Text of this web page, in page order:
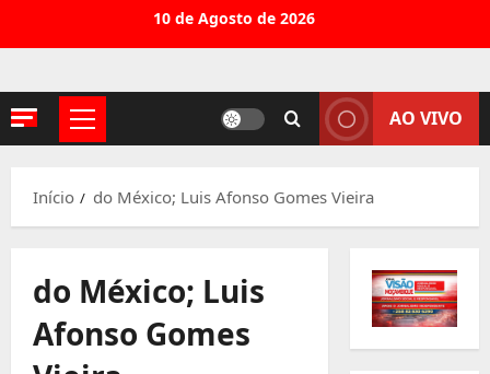
conteúdo
10 de Agosto de 2026
Menu
AO VIVO
Início do México; Luis Afonso Gomes Vieira
do México; Luis
Afonso Gomes